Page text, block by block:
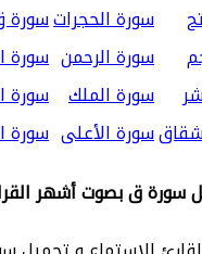
سورة الحجراتسورة
سورة الرحمن سورة
سورة الملك سورة
سورة الأعلى سورة
سورة ق بصوت أشهر